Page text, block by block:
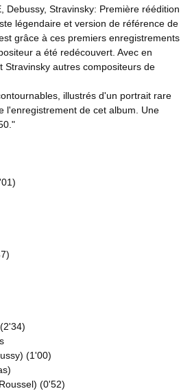
Debussy, Stravinsky: Première réédition
légendaire et version de référence de
grâce à ces premiers enregistrements
a été redécouvert. Avec en
Stravinsky autres compositeurs de
illustrés d'un portrait rare
l'enregistrement de cet album. Une
(1'00)
(0'52)